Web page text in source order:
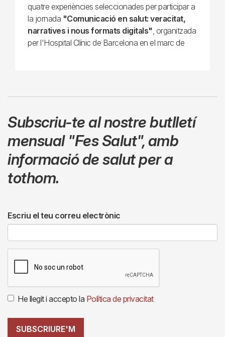
quatre experiències seleccionades per participar a
la jornada "Comunicació en salut: veracitat,
narratives i nous formats digitals" , organitzada
per l'Hospital Clínic de Barcelona en el marc de
Subscriu-te al nostre butlletí
mensual "Fes Salut",amb
informació de salut per a
tothom.
Escriu el teu correu electrònic
He llegit i accepto la Política de privacitat
SUBSCRIURE'M